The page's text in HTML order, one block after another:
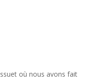
où nous avons fait